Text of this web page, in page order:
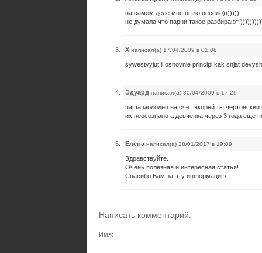
на самом деле мне выло весело)))))))
не думала что парни такое разбирают
X написал(а) 17/04/2009 в 01:08
sywestvyjut li osnovnie principi kak snjat
Эдуард написал(а) 30/04/2009 в 17:29
паша молодец на счет якорей ты чертовскии
их неосознано а девченка через 3 года еще
Елена написал(а) 28/01/2017 в 19:09
Здравствуйте.
Очень полезная и интересная статья!
Спасибо Вам за эту информацию.
Написать комментарий:
Имя: